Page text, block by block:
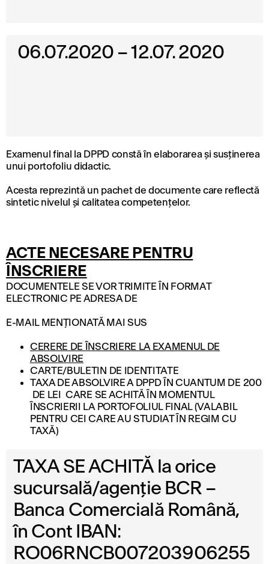
06.07.2020 – 12.07. 2020
Examenul final la DPPD constă în elaborarea şi susţinerea
unui portofoliu didactic.
Acesta reprezintă un pachet de documente care reflectă
sintetic nivelul şi calitatea competenţelor.
ACTE NECESARE PENTRU
ÎNSCRIERE
DOCUMENTELE SE VOR TRIMITE ÎN FORMAT
ELECTRONIC PE ADRESA DE
E-MAIL MENȚIONATĂ MAI SUS
CERERE DE ÎNSCRIERE LA EXAMENUL DE
ABSOLVIRE
CARTE/BULETIN DE IDENTITATE
TAXA DE ABSOLVIRE A DPPD ÎN CUANTUM DE 200
DE LEI CARE SE ACHITĂ ÎN MOMENTUL
ÎNSCRIERII LA PORTOFOLIUL FINAL (VALABIL
PENTRU CEI CARE AU STUDIAT ÎN REGIM CU
TAXĂ)
TAXA SE ACHITĂ la orice
sucursală/agenţie BCR –
Banca Comercială Română,
în Cont IBAN:
RO06RNCB007203906255